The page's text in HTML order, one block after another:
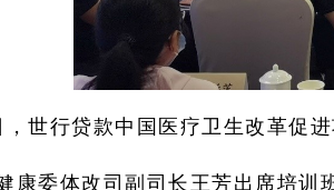
世行贷款中国医疗卫生改革促
康委体改司副司长王芳出席培训